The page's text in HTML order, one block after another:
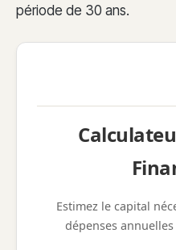
période de 30 ans.
Estimez le capital
dépenses